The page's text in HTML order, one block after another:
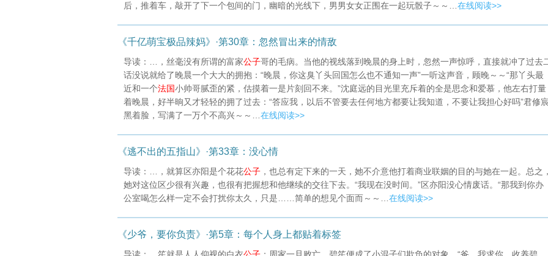
后，推着车，敲开了下一个包间的门，幽暗的光线下，男男女女正围在一起玩骰子～～… 在线阅读>>
《千亿萌宝极品辣妈》·第30章：忽然冒出来的情敌
导读：…，丝毫没有所谓的富家公子哥的毛病。当他的视线落到晚晨的身上时，忽然一声惊呼，直接就冲了过去
话没说就给了晚晨一个大大的拥抱：“晚晨，你这臭丫头回国怎么也不通知一声”一听这声音，顾晚～～“那丫头最
近和一个法国小帅哥腻歪的紧，估摸着一是片刻回不来。”沈庭远的目光里充斥着的全是思念和爱慕，他左右打量
着晚晨，好半晌又才轻轻的拥了过去：“答应我，以后不管要去任何地方都要让我知道，不要让我担心好吗”君修
黑着脸，写满了一万个不高兴～～… 在线阅读>>
《逃不出的五指山》·第33章：没心情
导读：…，就算区亦阳是个花花公子 ，也总有定下来的一天，她不介意他打着商业联姻的目的与她在一起。总之
她对这位区少很有兴趣，也很有把握想和他继续的交往下去。“我现在没时间。”区亦阳没心情废话。“那我到你办
公室喝怎么样一定不会打扰你太久，只是……简单的想见个面而～～… 在线阅读>>
《少爷，要你负责》·第5章：每个人身上都贴着标签